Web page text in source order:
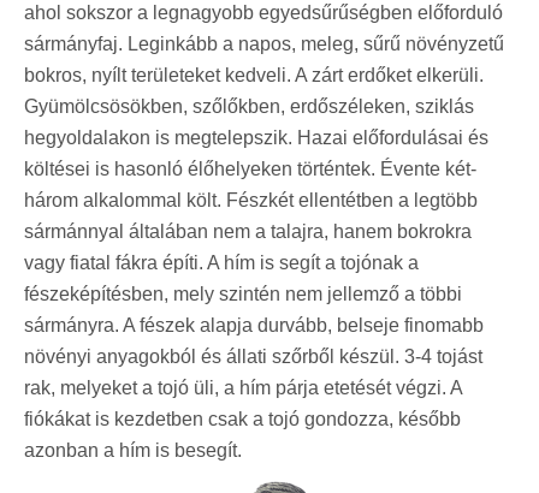
ahol sokszor a legnagyobb egyedsűrűségben előforduló
sármányfaj. Leginkább a napos, meleg, sűrű növényzetű
bokros, nyílt területeket kedveli. A zárt erdőket elkerüli.
Gyümölcsösökben, szőlőkben, erdőszéleken, sziklás
hegyoldalakon is megtelepszik. Hazai előfordulásai és
költései is hasonló élőhelyeken történtek. Évente két-
három alkalommal költ. Fészkét ellentétben a legtöbb
sármánnyal általában nem a talajra, hanem bokrokra
vagy fiatal fákra építi. A hím is segít a tojónak a
fészeképítésben, mely szintén nem jellemző a többi
sármányra. A fészek alapja durvább, belseje finomabb
növényi anyagokból és állati szőrből készül. 3-4 tojást
rak, melyeket a tojó üli, a hím párja etetését végzi. A
fiókákat is kezdetben csak a tojó gondozza, később
azonban a hím is besegít.